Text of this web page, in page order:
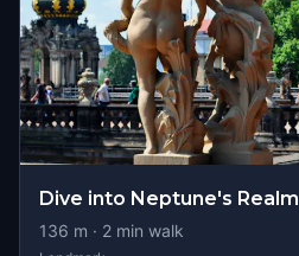
Dive into Neptune's Realm
136 m · 2 min walk